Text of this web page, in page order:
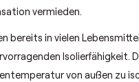
vermieden.
bereits in vielen
Isolierfähigkeit.
von außen zu